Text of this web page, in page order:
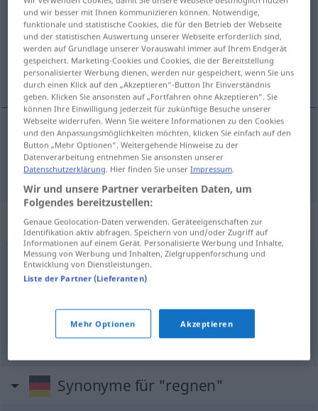
Übersicht aller Übersetzungen
(Für mehr Details die Übersetzung anklicken/antippen)
pleuvoir
pleuvoir regnen
Beispielsätze für "regnen"
wenn es regnen sollte …
s’il venait àpleuvoir…
trèsfort
Synonyme für "regnen"
und wir besser mit Ihnen kommunizieren können. Notwendige,
funktionale und statistische Cookies, die für den Betrieb der Webseite
und der statistischen Auswertung unserer Webseite erforderlich sind,
werden auf Grundlage unserer Vorauswahl immer auf Ihrem Endgerät
gespeichert. Marketing-Cookies und Cookies, die der Bereitstellung
personalisierter Werbung dienen, werden nur gespeichert, wenn Sie uns
durch einen Klick auf den „Akzeptieren“-Button Ihr Einverständnis
geben. Klicken Sie ansonsten auf „Fortfahren ohne Akzeptieren“. Sie
können Ihre Einwilligung jederzeit für zukünftige Besuche unserer
Webseite widerrufen. Wenn Sie weitere Informationen zu den Cookies
und den Anpassungsmöglichkeiten möchten, klicken Sie einfach auf den
Button „Mehr Optionen“. Weitergehende Hinweise zu der
Datenverarbeitung entnehmen Sie ansonsten unserer
Datenschutzerklärung. Hier finden Sie unserImpressum.
Wir und unsere Partner verarbeiten Daten, um
Folgendes bereitzustellen:
Genaue Geolocation-Daten verwenden. Geräteeigenschaften zur
Identifikation aktiv abfragen. Speichern von und/oder Zugriff auf
Informationen auf einem Gerät. Personalisierte Werbung und Inhalte,
Messung von Werbung und Inhalten, Zielgruppenforschung und
Entwicklung von Dienstleistungen.
Liste der Partner (Lieferanten)
Mehr Optionen Akzeptieren